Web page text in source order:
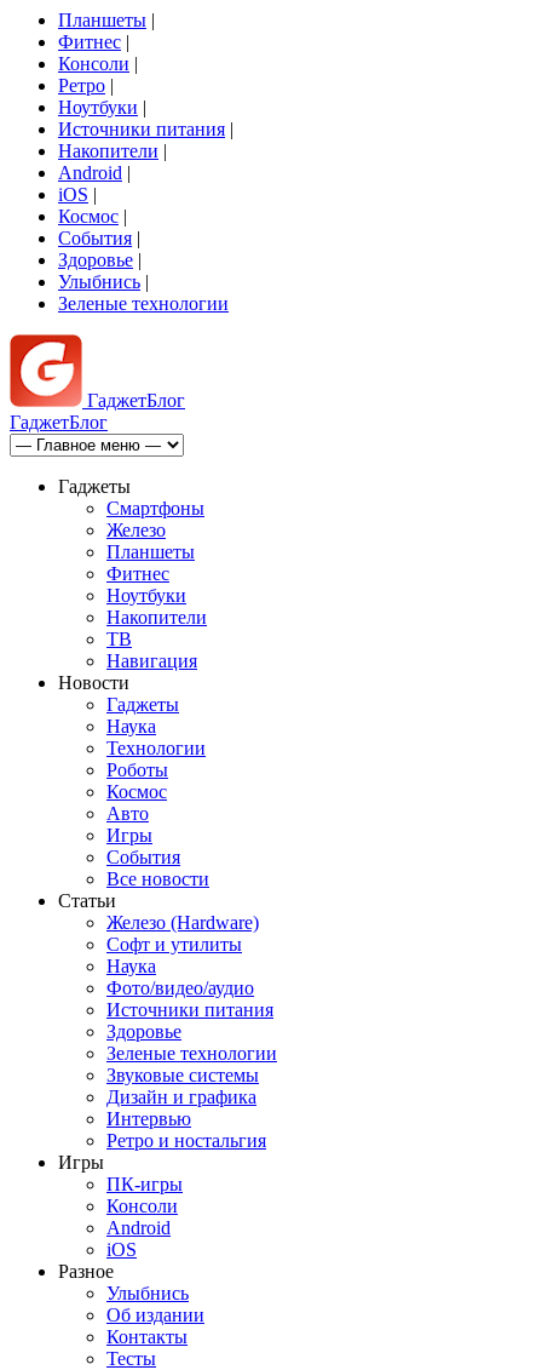
Планшеты |
Фитнес |
Консоли |
Ретро |
Ноутбуки |
Источники питания |
Накопители |
Android |
iOS |
Космос |
События |
Здоровье |
Улыбнись |
Зеленые технологии
ГаджетБлог
ГаджетБлог
Гаджеты
Смартфоны
Железо
Планшеты
Фитнес
Ноутбуки
Накопители
ТВ
Навигация
Новости
Гаджеты
Наука
Технологии
Роботы
Космос
Авто
Игры
События
Все новости
Статьи
Железо (Hardware)
Софт и утилиты
Наука
Фото/видео/аудио
Источники питания
Здоровье
Зеленые технологии
Звуковые системы
Дизайн и графика
Интервью
Ретро и ностальгия
Игры
ПК-игры
Консоли
Android
iOS
Разное
Улыбнись
Об издании
Контакты
Тесты